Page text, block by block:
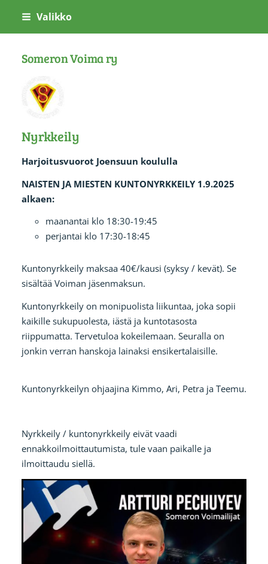
Siirry
Valikko
Someron Voima ry
Nyrkkeily
Harjoitusvuorot Joensuun koululla
NAISTEN JA MIESTEN KUNTONYRKKEILY 1.9.2025
alkaen:
maanantai klo 18:30-19:45
perjantai klo 17:30-18:45
Kuntonyrkkeily maksaa 40€/kausi (syksy / kevät). Se
sisältää Voiman jäsenmaksun.
Kuntonyrkkeily on monipuolista liikuntaa, joka sopii
kaikille sukupuolesta, iästä ja kuntotasosta
riippumatta. Tervetuloa kokeilemaan. Seuralla on
jonkin verran hanskoja lainaksi ensikertalaisille.
Kuntonyrkkeilyn ohjaajina Kimmo, Ari, Petra ja Teemu.
Nyrkkeily / kuntonyrkkeily eivät vaadi
ennakkoilmoittautumista, tule vaan paikalle ja
ilmoittaudu siellä.